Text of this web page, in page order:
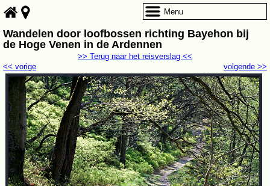
Wandelen door loofbossen richting Bayehon bij
de Hoge Venen in de Ardennen
volgende >>
<< vorige
>> Terug naar het reisverslag <<
Menu